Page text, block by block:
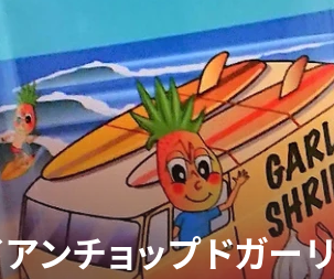
アンチョップドガー